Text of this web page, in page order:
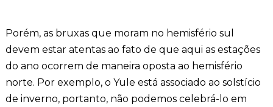
Porém, as bruxas que moram no hemisfério sul
devem estar atentas ao fato de que aqui as estações
do ano ocorrem de maneira oposta ao hemisfério
norte. Por exemplo, o Yule está associado ao solstício
de inverno, portanto, não podemos celebrá-lo em